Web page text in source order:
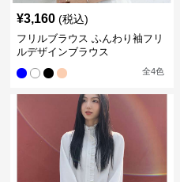
¥3,160 (税込)
フリルブラウス ふんわり袖フリ
ルデザインブラウス
全4色